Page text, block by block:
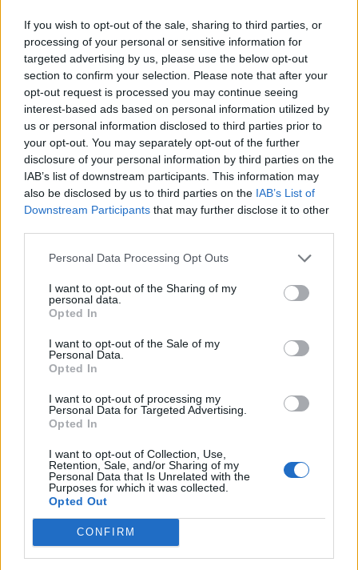
If you wish to opt-out of the sale, sharing to third parties, or
processing of your personal or sensitive information for
targeted advertising by us, please use the below opt-out
section to confirm your selection. Please note that after your
opt-out request is processed you may continue seeing
interest-based ads based on personal information utilized by
us or personal information disclosed to third parties prior to
your opt-out. You may separately opt-out of the further
disclosure of your personal information by third parties on the
IAB’s list of downstream participants. This information may
also be disclosed by us to third parties on the IAB’s List of
Downstream Participants that may further disclose it to other
Personal Data Processing Opt Outs
I want to opt-out of the Sharing of my
personal data.
Opted In
I want to opt-out of the Sale of my
Personal Data.
Opted In
I want to opt-out of processing my
Personal Data for Targeted Advertising.
Opted In
I want to opt-out of Collection, Use,
Retention, Sale, and/or Sharing of my
Personal Data that Is Unrelated with the
Purposes for which it was collected.
Opted Out
CONFIRM